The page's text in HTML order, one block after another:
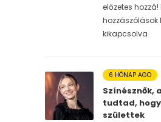
előzetes
hozzászólások
kikapcsolva
6 HÓNAP AGO
Színésznők,
tudtad,
születtek